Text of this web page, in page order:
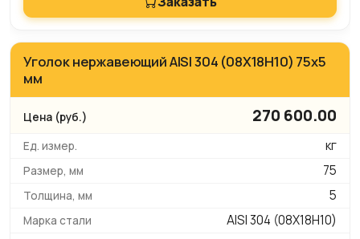
Уголок нержавеющий AISI 304 (08Х18Н10) 75х5
мм
270 600.00
кг
75
5
AISI 304 (08Х18Н10)